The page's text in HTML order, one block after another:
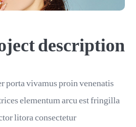
description
porta vivamus proin venenatis
elementum arcu est fringilla
litora consectetur.